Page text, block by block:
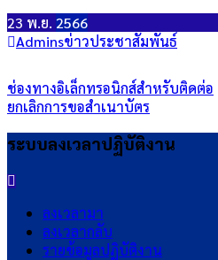
23 พ.ย. 2566
Adminsข่าวประชาสัมพันธ์
แนะแนว
เรื่อง
ช่องทางอิเล็กทรอนิกส์สำหรับติดต่อ
ยกเลิกการขอสำเนาบัตร
ระบบลงเวลาปฏิบัติงาน
ลงเวลามา
ลงเวลากลับ
รายข้อมูลปฏิบัติงาน